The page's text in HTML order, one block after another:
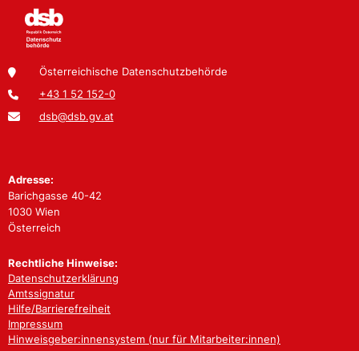
Österreichische Datenschutzbehörde
+43 1 52 152-0
dsb@dsb.gv.at
Adresse:
Barichgasse 40-42
1030 Wien
Österreich
Rechtliche Hinweise:
Datenschutzerklärung
Amtssignatur
Hilfe/Barrierefreiheit
Impressum
Hinweisgeber:innensystem (nur für Mitarbeiter:innen)